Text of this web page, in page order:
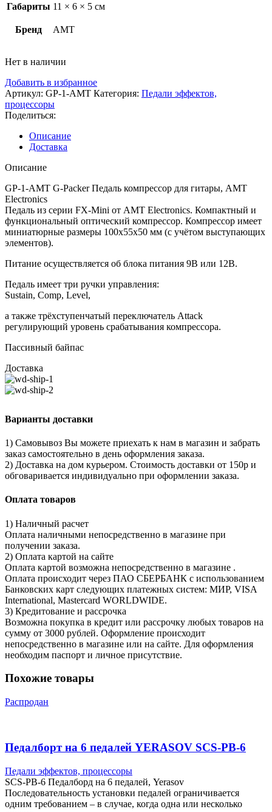
Габариты 11 × 6 × 5 см
Бренд AMT
Нет в наличии
Добавить в избранное
Артикул: GP-1-AMT Категория: Педали эффектов,
процессоры
Поделиться:
Описание
Доставка
Описание
GP-1-AMT G-Packer Педаль компрессор для гитары, AMT
Electronics
Педаль из серии FX-Mini от AMT Electronics. Компактный и
функциональный оптический компрессор. Компрессор имеет
миниатюрные размеры 100х55х50 мм (с учётом выступающих
элементов).
Питание осуществляется об блока питания 9В или 12В.
Педаль имеет три ручки управления:
Sustain, Comp, Level,
а также трёхступенчатый переключатель Attack
регулирующий уровень срабатывания компрессора.
Пассивный байпас
Доставка
Варианты доставки
1) Самовывоз Вы можете приехать к нам в магазин и забрать
заказ самостоятельно в день оформления заказа.
2) Доставка на дом курьером. Стоимость доставки от 150р и
обговаривается индивидуально при оформлении заказа.
Оплата товаров
1) Наличный расчет
Оплата наличными непосредственно в магазине при
получении заказа.
2) Оплата картой на сайте
Оплата картой возможна непосредственно в магазине .
Оплата происходит через ПАО СБЕРБАНК с использованием
Банковских карт следующих платежных систем: МИР, VISA
International, Mastercard WORLDWIDE.
3) Кредитование и рассрочка
Возможна покупка в кредит или рассрочку любых товаров на
сумму от 3000 рублей. Оформление происходит
непосредственно в магазине или на сайте. Для оформления
необходим паспорт и личное присутствие.
Похожие товары
Распродан
Педалборт на 6 педалей YERASOV SCS-PB-6
Педали эффектов, процессоры
SCS-PB-6 Педалборд на 6 педалей, Yerasov
Последовательность установки педалей ограничивается
одним требованием – в случае, когда одна или несколько